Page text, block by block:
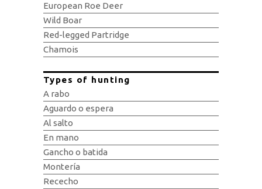
European Roe Deer
Wild Boar
Red-legged Partridge
Chamois
Types of hunting
A rabo
Aguardo o espera
Al salto
En mano
Gancho o batida
Montería
Rececho